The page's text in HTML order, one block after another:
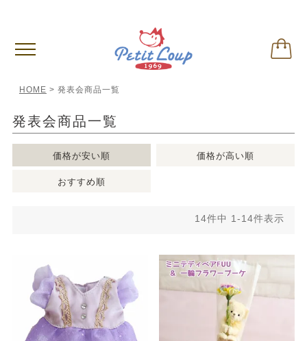
HOME 発表会商品一覧
発表会商品一覧
価格が安い順 価格が高い順
おすすめ順
14件中 1-14件表示